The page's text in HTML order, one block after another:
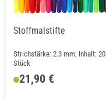
Stoffmalstifte
Strichstärke: 2.3 mm; Inhalt: 20
Stück
21,90 €